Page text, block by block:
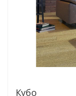
Кубо